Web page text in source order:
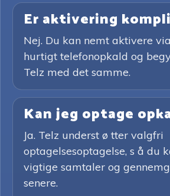
Er aktivering
Nej. Du kan nemt aktivere
hurtigt telefonopkald og
Telz med det samme.
Kan jeg optage
Ja. Telz underst ø tter valgfri
optagelsesoptagelse, s å du
vigtige samtaler og
senere.